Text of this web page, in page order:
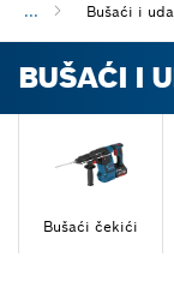
... Bušaći i
BUŠAĆI I
Bušaći čekići